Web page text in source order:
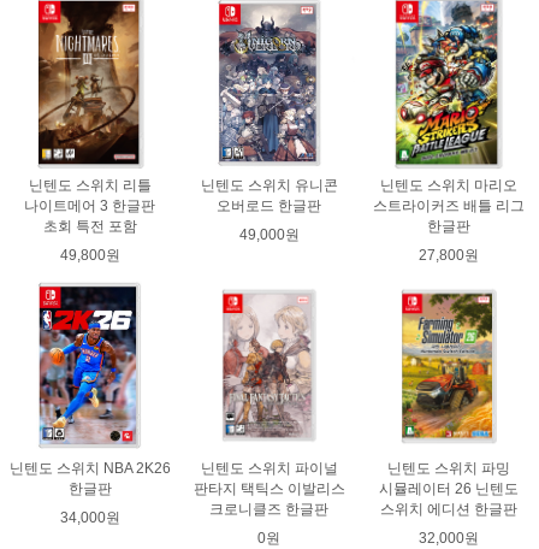
닌텐도 스위치 리틀
나이트메어 3 한글판
초회 특전 포함
49,800원
닌텐도 스위치 유니콘
오버로드 한글판
49,000원
닌텐도 스위치 마리오
스트라이커즈 배틀 리그
한글판
27,800원
닌텐도 스위치 NBA 2K26
한글판
34,000원
닌텐도 스위치 파이널
판타지 택틱스 이발리스
크로니클즈 한글판
0원
닌텐도 스위치 파밍
시뮬레이터 26 닌텐도
스위치 에디션 한글판
32,000원